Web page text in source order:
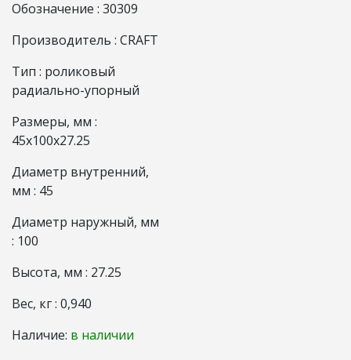
Обозначение : 30309
Производитель : CRAFT
Тип : роликовый
радиально-упорный
Размеры, мм :
45x100x27.25
Диаметр внутренний,
мм : 45
Диаметр наружный, мм
: 100
Высота, мм : 27.25
Вес, кг : 0,940
Наличие: в наличии